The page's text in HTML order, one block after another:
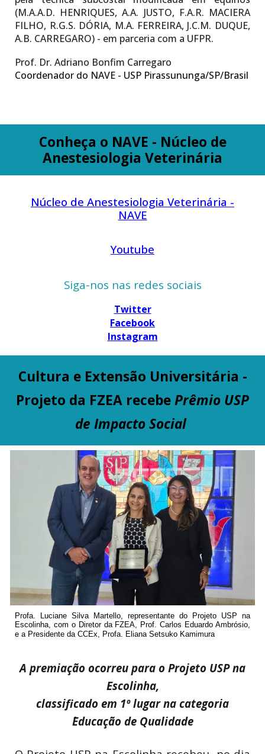
(M.A.A.D. HENRIQUES, A.A. JUSTO, F.A.R. MACIERA
FILHO, R.G.S. DÓRIA, M.A. FERREIRA, J.C.M. DUQUE,
A.B. CARREGARO) - em parceria com a UFPR.
Prof. Dr. Adriano Bonfim Carregaro
Coordenador do NAVE - USP Pirassununga/SP/Brasil
Conheça o NAVE - Núcleo de
Anestesiologia Veterinária
Núcleo de Anestesiologia Veterinária -
NAVE
Youtube
Siga-nos nas redes sociais
Twitter
Facebook
Instagram
Cultura e Extensão Universitária -
Projeto da FZEA recebePrêmio USP
de Impacto Social
Profa. Luciane Silva Martello, representante do Projeto USP na
Escolinha, com o Diretor da FZEA, Prof. Carlos Eduardo Ambrósio,
e a Presidente da CCEx, Profa. Eliana Setsuko Kamimura
A premiação ocorreu para o Projeto USP na
Escolinha,
classificado em 1º lugar na categoria
´Educação de Qualidade